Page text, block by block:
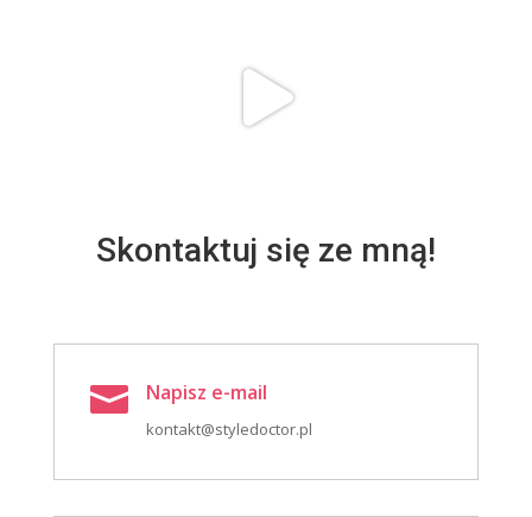
Skontaktuj się ze mną!
 Napisz e-mail
kontakt@styledoctor.pl